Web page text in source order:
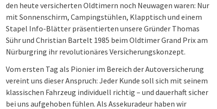
den heute versicherten Oldtimern noch Neuwagen waren: Nur
mit Sonnenschirm, Campingstühlen, Klapptisch und einem
Stapel Info-Blätter präsentierten unsere Gründer Thomas
Sühr und Christian Bartelt 1985 beim Oldtimer Grand Prix am
Nürburgring ihr revolutionäres Versicherungskonzept.
Vom ersten Tag als Pionier im Bereich der Autoversicherung
vereint uns dieser Anspruch: Jeder Kunde soll sich mit seinem
klassischen Fahrzeug individuell richtig – und dauerhaft sicher
bei uns aufgehoben fühlen. Als Assekuradeur haben wir